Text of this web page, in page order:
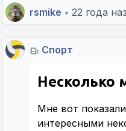
rsmike • 22 года
Спорт
Несколько
Мне вот
интересными